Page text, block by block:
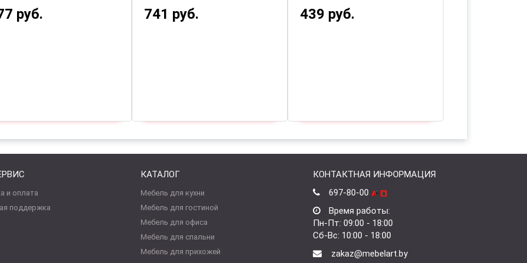
руб. 741 руб. 439 руб.
и оплата
поддержка
КАТАЛОГ
Мебель для кухни
Мебель для гостиной
Мебель для офиса
Мебель для спальни
Мебель для прихожей
КОНТАКТНАЯ ИНФОРМАЦИЯ
697-80-00
Время работы:
Пн-Пт: 09:00 - 18:00
Сб-Вс: 10:00 - 18:00
zakaz@mebelart.by